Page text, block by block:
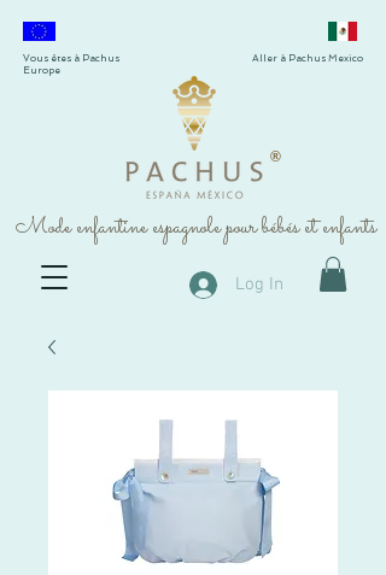
®
Mode enfantine espagnole pour bébés et enfants
Vous êtes à Pachus
Europe
Aller à Pachus Mexico
Log In